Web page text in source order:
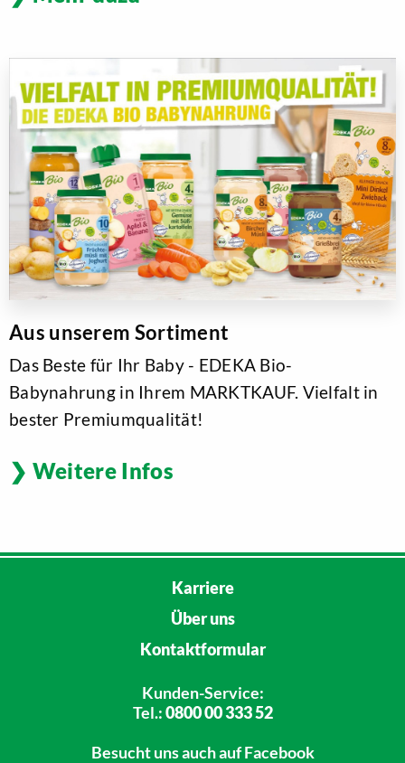
Aus unserem Sortiment
Das Beste für Ihr Baby - EDEKA Bio-
Babynahrung in Ihrem MARKTKAUF. Vielfalt in
bester Premiumqualität!
Weitere Infos
Karriere
Über uns
Kontaktformular
Kunden-Service:
Tel.:0800 00 333 52
Besucht unsauch auf Facebook